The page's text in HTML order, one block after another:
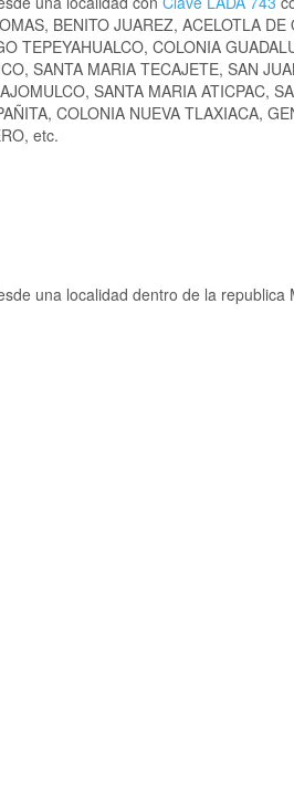
BENITO JUAREZ, ACELOTLA
TEPEYAHUALCO, COLONIA
SANTA MARIA TECAJETE, SAN
SANTA MARIA ATICPAC,
COLONIA NUEVA TLAXIACA,
etc.
una localidad dentro de la republica